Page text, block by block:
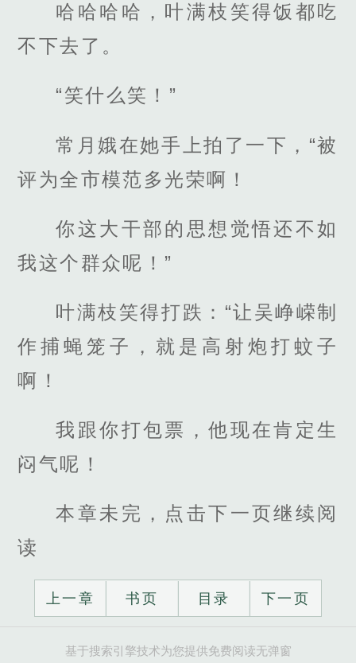
哈哈哈哈，叶满枝笑得饭都吃
不下去了。
“笑什么笑！”
常月娥在她手上拍了一下，“被
评为全市模范多光荣啊！
你这大干部的思想觉悟还不如
我这个群众呢！”
叶满枝笑得打跌：“让吴峥嵘制
作捕蝇笼子，就是高射炮打蚊子
啊！
我跟你打包票，他现在肯定生
闷气呢！
本章未完，点击下一页继续阅
读
上一章 书页 目录 下一页
基于搜索引擎技术为您提供免费阅读无弹窗